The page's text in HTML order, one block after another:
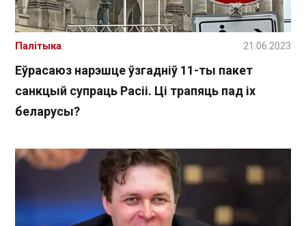
Еўрасаюз нарэшце ўзгадніў 11-ты пакет
санкцый супраць Расіі. Ці трапяць пад іх
беларусы?
Палітыка 21.06.2023